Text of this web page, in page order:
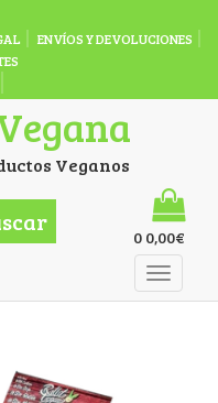
ENVÍOS Y DEVOLUCIONES
Veganos
0 0,00€